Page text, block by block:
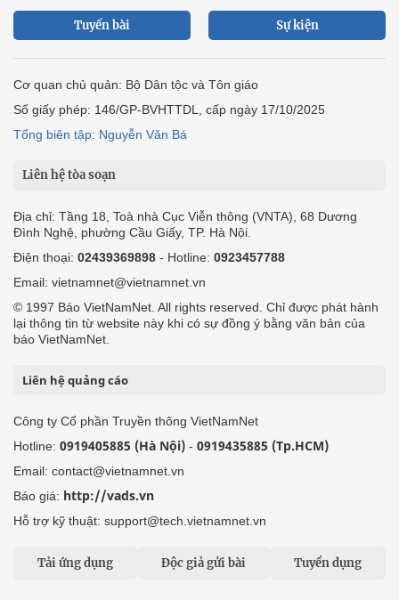
Tuyến bài Sự kiện
Cơ quan chủ quản: Bộ Dân tộc và Tôn giáo
Số giấy phép: 146/GP-BVHTTDL, cấp ngày 17/10/2025
Tổng biên tập: Nguyễn Văn Bá
Liên hệ tòa soạn
Địa chỉ: Tầng 18, Toà nhà Cục Viễn thông (VNTA), 68 Dương
Đình Nghệ, phường Cầu Giấy, TP. Hà Nội.
Điện thoại: 02439369898 - Hotline: 0923457788
Email: vietnamnet@vietnamnet.vn
© 1997 Báo VietNamNet. All rights reserved. Chỉ được phát hành
lại thông tin từ website này khi có sự đồng ý bằng văn bản của
báo VietNamNet.
Liên hệ quảng cáo
Công ty Cổ phần Truyền thông VietNamNet
Hotline: 0919405885 (Hà Nội) - 0919435885 (Tp.HCM)
Email: contact@vietnamnet.vn
Báo giá: http://vads.vn
Hỗ trợ kỹ thuật: support@tech.vietnamnet.vn
Tải ứng dụng Độc giả gửi bài Tuyển dụng